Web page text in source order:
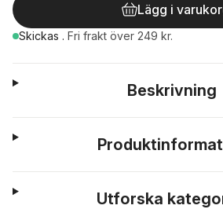
Lägg i
Skickas . Fri frakt över 249 kr.
Beskrivning
Utforska